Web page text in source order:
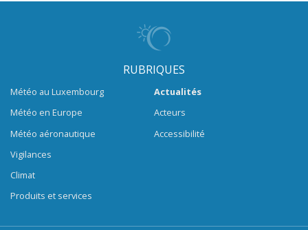
RUBRIQUES
Météo au Luxembourg
Météo en Europe
Météo aéronautique
Vigilances
Climat
Produits et services
Actualités
Acteurs
Accessibilité